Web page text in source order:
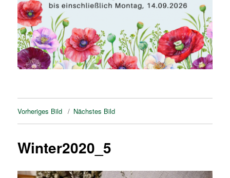
Vorheriges Bild Nächstes Bild
Winter2020_5